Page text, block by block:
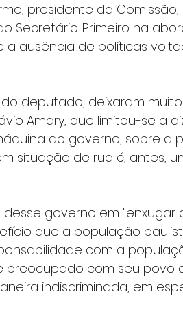
presidente da
Secretário. Primeiro na
a ausência de políticas
deputado, deixaram
Amary, que limitou-se a
do governo, sobre a
situação de rua é, antes,
governo em "enxugar
que a população
com a
com seu povo
indiscriminada, em